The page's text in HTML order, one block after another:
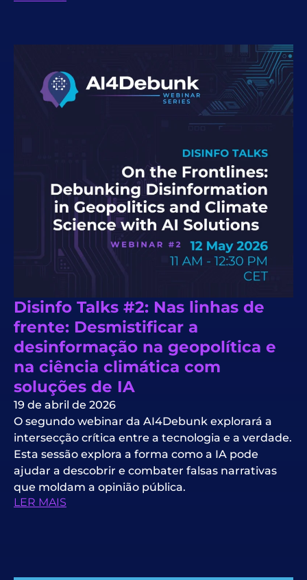
Disinfo Talks #2: Nas linhas de
frente: Desmistificar a
desinformação na geopolítica e
na ciência climática com
soluções de IA
19 de abril de 2026
O segundo webinar da AI4Debunk explorará a
intersecção crítica entre a tecnologia e a verdade.
Esta sessão explora a forma como a IA pode
ajudar a descobrir e combater falsas narrativas
que moldam a opinião pública.
LER MAIS